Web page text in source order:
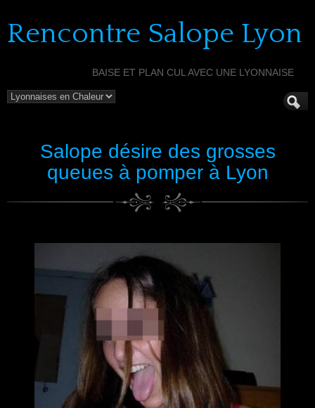
Rencontre Salope Lyon
BAISE ET PLAN CUL AVEC UNE LYONNAISE
Salope désire des grosses
queues à pomper à Lyon